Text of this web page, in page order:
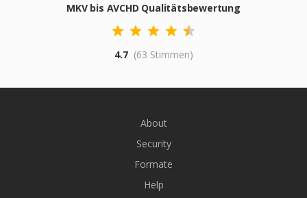
MKV bis AVCHD Qualitätsbewertung
4.7 (63 Stimmen)
About
Security
Formate
Help